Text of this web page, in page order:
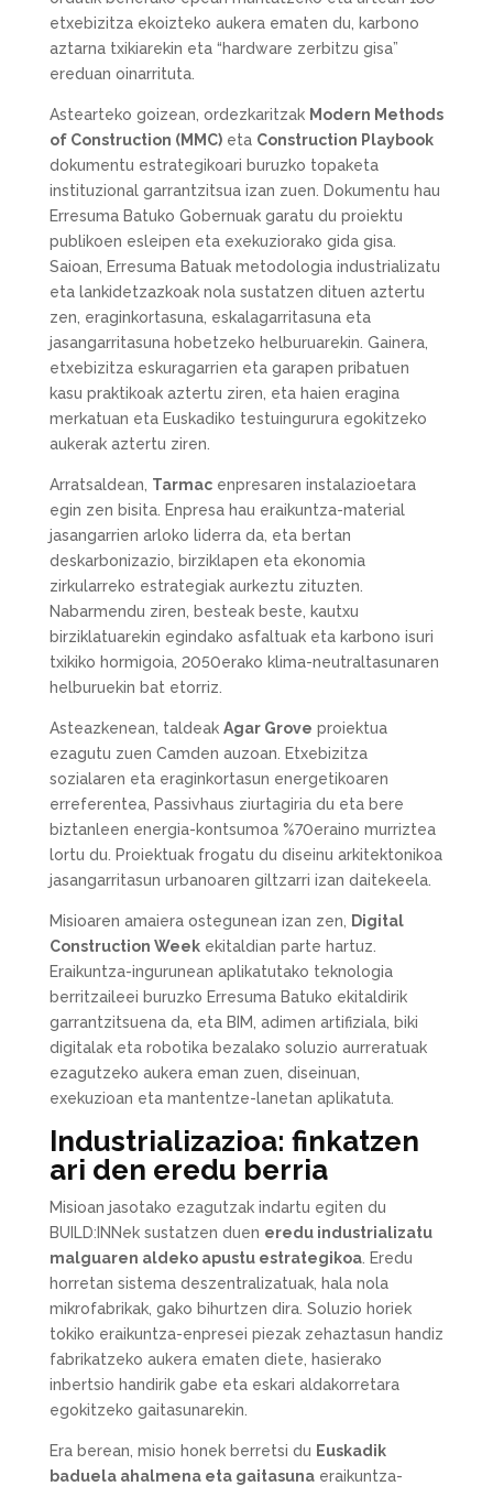
etxebizitza ekoizteko aukera ematen du, karbono
aztarna txikiarekin eta “hardware zerbitzu gisa”
ereduan oinarrituta.
Astearteko goizean, ordezkaritzak Modern Methods
of Construction (MMC)eta Construction Playbook
dokumentu estrategikoari buruzko topaketa
instituzional garrantzitsua izan zuen. Dokumentu hau
Erresuma Batuko Gobernuak garatu du proiektu
publikoen esleipen eta exekuziorako gida gisa.
Saioan, Erresuma Batuak metodologia industrializatu
eta lankidetzazkoak nola sustatzen dituen aztertu
zen, eraginkortasuna, eskalagarritasuna eta
jasangarritasuna hobetzeko helburuarekin. Gainera,
etxebizitza eskuragarrien eta garapen pribatuen
kasu praktikoak aztertu ziren, eta haien eragina
merkatuan eta Euskadiko testuingurura egokitzeko
aukerak aztertu ziren.
Arratsaldean, Tarmacenpresaren instalazioetara
egin zen bisita. Enpresa hau eraikuntza-material
jasangarrien arloko liderra da, eta bertan
deskarbonizazio, birziklapen eta ekonomia
zirkularreko estrategiak aurkeztu zituzten.
Nabarmendu ziren, besteak beste, kautxu
birziklatuarekin egindako asfaltuak eta karbono isuri
txikiko hormigoia, 2050erako klima-neutraltasunaren
helburuekin bat etorriz.
Asteazkenean, taldeak Agar Grove proiektua
ezagutu zuen Camden auzoan. Etxebizitza
sozialaren eta eraginkortasun energetikoaren
erreferentea, Passivhaus ziurtagiria du eta bere
biztanleen energia-kontsumoa %70eraino murriztea
lortu du. Proiektuak frogatu du diseinu arkitektonikoa
jasangarritasun urbanoaren giltzarri izan daitekeela.
Misioaren amaiera ostegunean izan zen,
Digital
Construction Weekekitaldian parte hartuz.
Eraikuntza-ingurunean aplikatutako teknologia
berritzaileei buruzko Erresuma Batuko ekitaldirik
garrantzitsuena da, eta BIM, adimen artifiziala, biki
digitalak eta robotika bezalako soluzio aurreratuak
ezagutzeko aukera eman zuen, diseinuan,
exekuzioan eta mantentze-lanetan aplikatuta.
Industrializazioa: finkatzen
ari den eredu berria
Misioan jasotako ezagutzak indartu egiten du
BUILD:INNek sustatzen duen eredu industrializatu
malguaren aldeko apustu estrategikoa. Eredu
horretan sistema deszentralizatuak, hala nola
mikrofabrikak, gako bihurtzen dira. Soluzio horiek
tokiko eraikuntza-enpresei piezak zehaztasun handiz
fabrikatzeko aukera ematen diete, hasierako
inbertsio handirik gabe eta eskari aldakorretara
egokitzeko gaitasunarekin.
Era berean, misio honek berretsi du Euskadik
baduela ahalmena eta gaitasunaeraikuntza-